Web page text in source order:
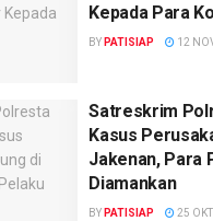
Kepada Para
BY PATISIAP 12
Satreskrim
Kasus
Jakenan, Para
Diamankan
BY PATISIAP 25